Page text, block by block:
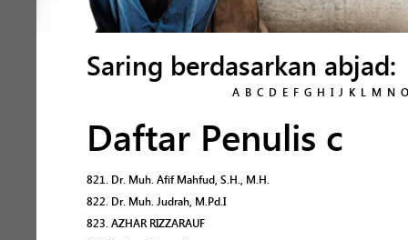
Saring berdasarkan abjad:
A B C D E F G H I J K L M N O
Daftar Penulis c
821. Dr. Muh. Afif Mahfud, S.H., M.H.
822. Dr. Muh. Judrah, M.Pd.I
823. AZHAR RIZZARAUF